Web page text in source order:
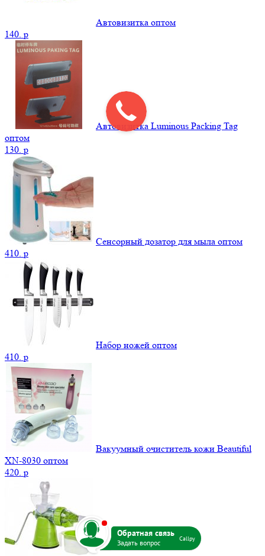
Автовизитка оптом
140. p
Автовизитка Luminous Packing Tag
оптом
130. p
Сенсорный дозатор для мыла оптом
410. p
Набор ножей оптом
410. p
Вакуумный очиститель кожи Beautiful
XN-8030 оптом
420. p
Callpy
b